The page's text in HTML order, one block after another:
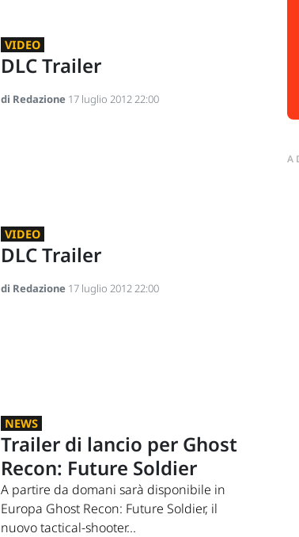
VIDEO
DLC Trailer
di Redazione 17 luglio 2012 22:00
VIDEO
DLC Trailer
di Redazione 17 luglio 2012 22:00
NEWS
Trailer di lancio per Ghost
Recon: Future Soldier
A partire da domani sarà disponibile in
Europa Ghost Recon: Future Soldier, il
nuovo tactical-shooter...